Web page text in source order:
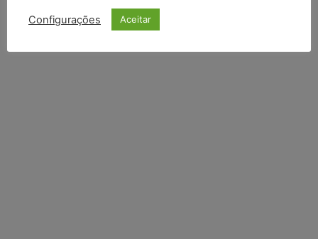
Configurações Aceitar